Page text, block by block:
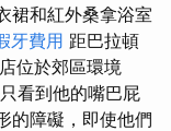
裙和紅外桑拿浴室
牙費用 距巴拉頓
位於郊區環境
看到他的嘴巴屁
的障礙，即使他們